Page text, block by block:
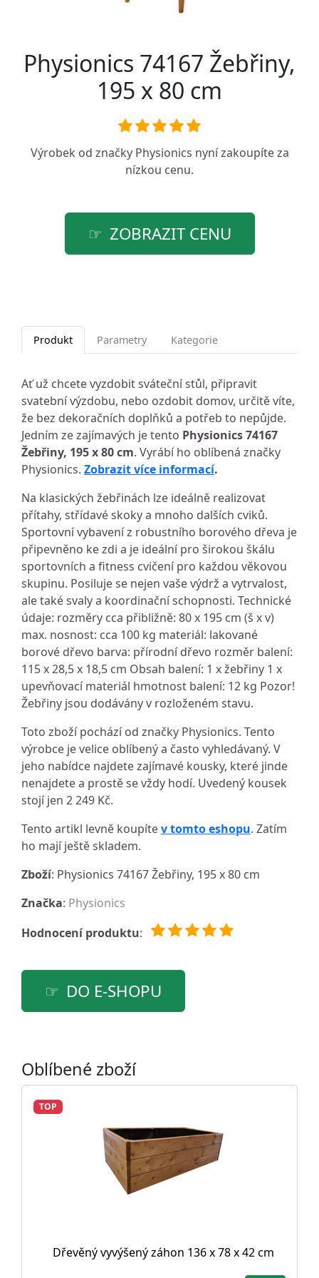
Physionics 74167 Žebřiny,
195 x 80 cm
Výrobek od značky Physionics nyní zakoupíte za
nízkou cenu.
ZOBRAZIT CENU
Produkt Parametry Kategorie
Ať už chcete vyzdobit sváteční stůl, připravit
svatební výzdobu, nebo ozdobit domov, určitě víte,
že bez dekoračních doplňků a potřeb to nepůjde.
Jedním ze zajímavých je tento Physionics 74167
Žebřiny, 195 x 80 cm. Vyrábí ho oblíbená značky
Physionics. Zobrazit více informací.
Na klasických žebřinách lze ideálně realizovat
přítahy, střídavé skoky a mnoho dalších cviků.
Sportovní vybavení z robustního borového dřeva je
připevněno ke zdi a je ideální pro širokou škálu
sportovních a fitness cvičení pro každou věkovou
skupinu. Posiluje se nejen vaše výdrž a vytrvalost,
ale také svaly a koordinační schopnosti. Technické
údaje: rozměry cca přibližně: 80 x 195 cm (š x v)
max. nosnost: cca 100 kg materiál: lakované
borové dřevo barva: přírodní dřevo rozměr balení:
115 x 28,5 x 18,5 cm Obsah balení: 1 x žebřiny 1 x
upevňovací materiál hmotnost balení: 12 kg Pozor!
Žebřiny jsou dodávány v rozloženém stavu.
Toto zboží pochází od značky Physionics. Tento
výrobce je velice oblíbený a často vyhledávaný. V
jeho nabídce najdete zajímavé kousky, které jinde
nenajdete a prostě se vždy hodí. Uvedený kousek
stojí jen 2 249 Kč.
Tento artikl levně koupítev tomto eshopu. Zatím
ho mají ještě skladem.
Zboží: Physionics 74167 Žebřiny, 195 x 80 cm
Značka: Physionics
Hodnocení produktu:
DO E-SHOPU
Oblíbené zboží
TOP
Dřevěný vyvýšený záhon 136 x 78 x 42 cm